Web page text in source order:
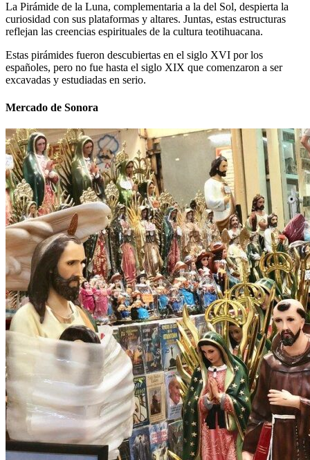
La Pirámide de la Luna, complementaria a la del Sol, despierta la
curiosidad con sus plataformas y altares. Juntas, estas estructuras
reflejan las creencias espirituales de la cultura teotihuacana.
Estas pirámides fueron descubiertas en el siglo XVI por los
españoles, pero no fue hasta el siglo XIX que comenzaron a ser
excavadas y estudiadas en serio.
Mercado de Sonora